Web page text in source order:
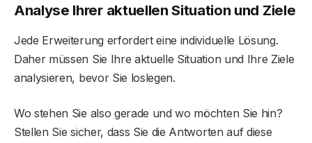
Analyse Ihrer aktuellen Situation und Ziele
Jede Erweiterung erfordert eine individuelle Lösung.
Daher müssen Sie Ihre aktuelle Situation und Ihre Ziele
analysieren, bevor Sie loslegen.
Wo stehen Sie also gerade und wo möchten Sie hin?
Stellen Sie sicher, dass Sie die Antworten auf diese